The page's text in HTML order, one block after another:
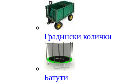
Градински колички
Батути